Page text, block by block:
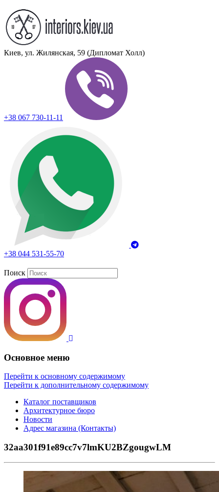
Киев, ул. Жилянская, 59 (Дипломат Холл)
+38 067 730-11-11
+38 044 531-55-70
Поиск
Основное меню
Перейти к основному содержимому
Перейти к дополнительному содержимому
Каталог поставщиков
Архитектурное бюро
Новости
Адрес магазина (Контакты)
32aa301f91e89cc7v7lmKU2BZgougwLM